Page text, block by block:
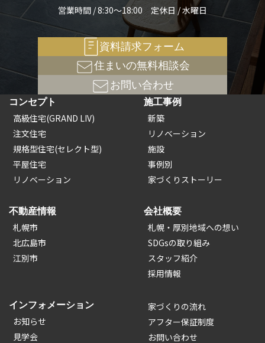
営業時間 / 8:30～18:00 定休日 / 水曜日
資料請求フォーム
住まいの無料相談会
お問い合わせ
コンセプト
高級住宅(GRAND LIV)
注文住宅
規格型住宅(セレクト型)
平屋住宅
リノベーション
施工事例
新築
リノベーション
施設
事例別
家づくりストーリー
不動産情報
札幌市
北広島市
江別市
会社概要
札幌・厚別地域への想い
SDGsの取り組み
スタッフ紹介
採用情報
インフォメーション
お知らせ
見学会
家づくりの流れ
アフター保証制度
お問い合わせ